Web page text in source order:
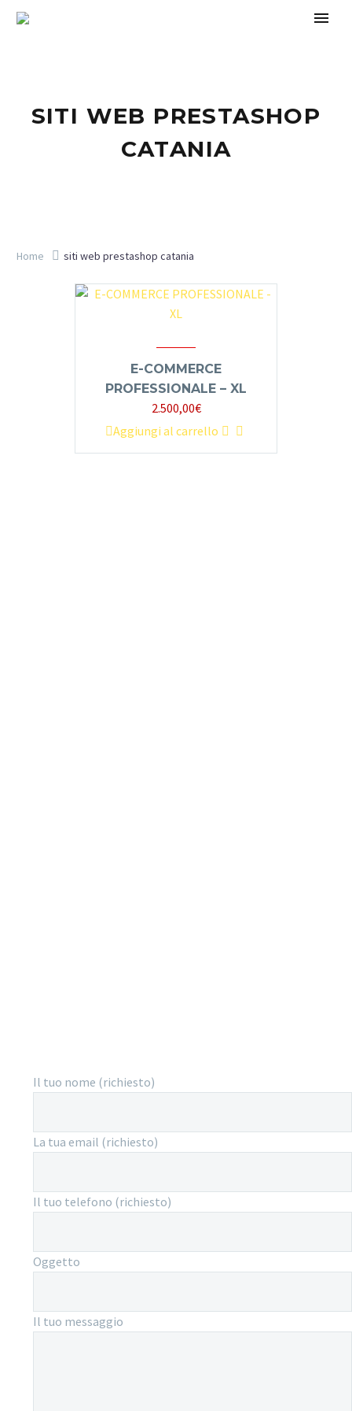
SITI WEB PRESTASHOP
CATANIA
Home siti web prestashop catania
E-COMMERCE
PROFESSIONALE – XL
2.500,00€
Aggiungi al carrello
Il tuo nome (richiesto)
La tua email (richiesto)
Il tuo telefono (richiesto)
Oggetto
Il tuo messaggio